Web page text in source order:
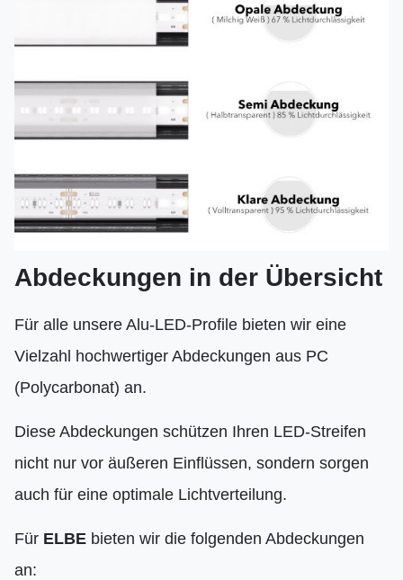
Abdeckungen in der Übersicht
Für alle unsere Alu-LED-Profile bieten wir eine
Vielzahl hochwertiger Abdeckungen aus PC
(Polycarbonat) an.
Diese Abdeckungen schützen Ihren LED-Streifen
nicht nur vor äußeren Einflüssen, sondern sorgen
auch für eine optimale Lichtverteilung.
Für ELBE bieten wir die folgenden Abdeckungen
an: